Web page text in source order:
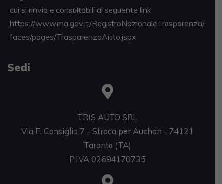
cui si rinvia e consultabili al seguente link
https://www.rna.gov.it/RegistroNazionaleTrasparenza/
faces/pages/TrasparenzaAiuto.jspx
Sedi
TRIS AUTO SRL
Via E. Consiglio 7 - Strada per Auchan - 74121
Taranto (TA)
P.IVA 02694170735